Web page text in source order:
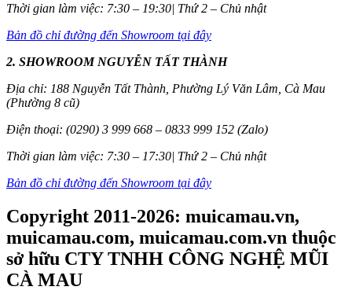
Thời gian làm việc: 7:30 – 19:30| Thứ 2 – Chủ nhật
Bản đồ chỉ đường đến Showroom tại đây
2. SHOWROOM NGUYỄN TẤT THÀNH
Địa chỉ: 188 Nguyễn Tất Thành, Phường Lý Văn Lâm, Cà Mau
(Phường 8 cũ)
Điện thoại: (0290) 3 999 668 – 0833 999 152 (Zalo)
Thời gian làm việc: 7:30 – 17:30| Thứ 2 – Chủ nhật
Bản đồ chỉ đường đến Showroom tại đây
Copyright 2011-2026: muicamau.vn,
muicamau.com, muicamau.com.vn thuộc
sở hữu CTY TNHH CÔNG NGHỆ MŨI
CÀ MAU